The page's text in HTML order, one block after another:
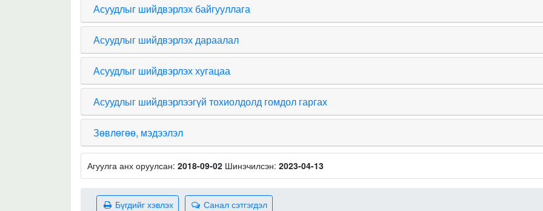
Асуудлыг шийдвэрлэх байгууллага
Асуудлыг шийдвэрлэх дараалал
Асуудлыг шийдвэрлэх хугацаа
Асуудлыг шийдвэрлээгүй тохиолдолд гомдол гаргах
Зөвлөгөө, мэдээлэл
Агуулга анх оруулсан: 2018-09-02 Шинэчилсэн: 2023-04-13
Санал сэтгэгдэл
Бүгдийг хэвлэх